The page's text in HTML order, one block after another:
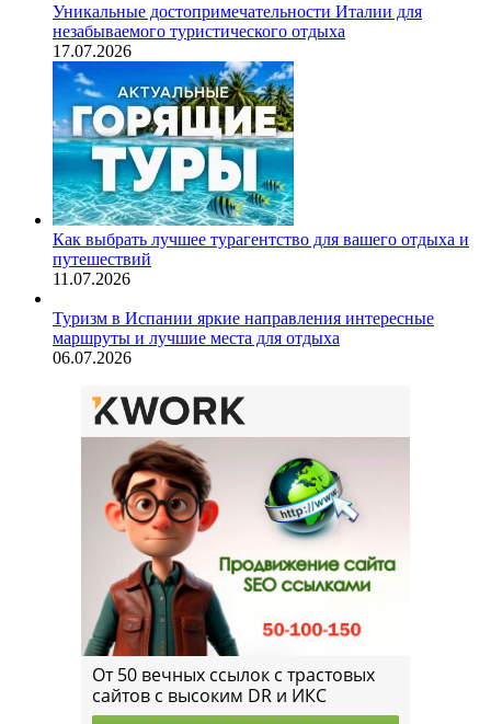
Уникальные достопримечательности Италии для
незабываемого туристического отдыха
17.07.2026
Как выбрать лучшее турагентство для вашего отдыха и
путешествий
11.07.2026
Туризм в Испании яркие направления интересные
маршруты и лучшие места для отдыха
06.07.2026